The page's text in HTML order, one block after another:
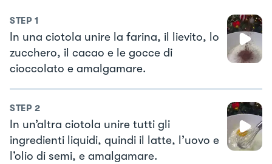
STEP 1
In una ciotola unire la farina, il lievito, lo
zucchero, il cacao e le gocce di
cioccolato e amalgamare.
STEP 2
In un’altra ciotola unire tutti gli
ingredienti liquidi, quindi il latte, l’uovo e
l’olio di semi, e amalgamare.